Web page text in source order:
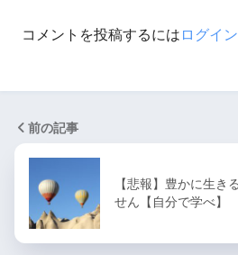
コメントを投稿するには ログイン
前の記事
【悲報】豊かに生き
せん【自分で学べ】